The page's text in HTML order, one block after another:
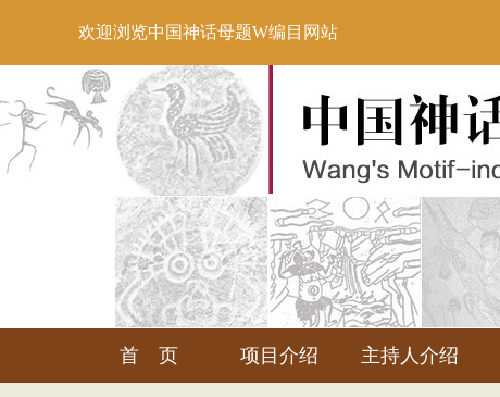
欢迎浏览中国神话母题W编目网站
首 页 项目介绍 主持人介绍